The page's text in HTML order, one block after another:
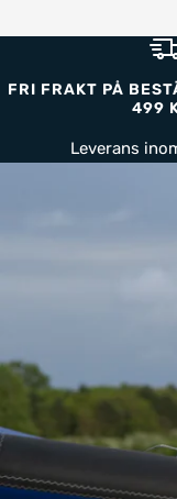
FRI FRAKT PÅ
499
Leverans